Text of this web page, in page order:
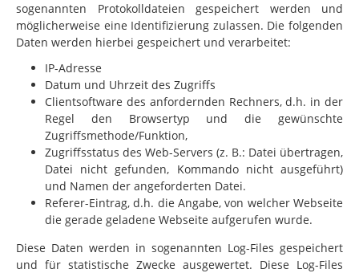
sogenannten Protokolldateien gespeichert werden und
möglicherweise eine Identifizierung zulassen. Die folgenden
Daten werden hierbei gespeichert und verarbeitet:
IP-Adresse
Datum und Uhrzeit des Zugriffs
Clientsoftware des anfordernden Rechners, d.h. in der
Regel den Browsertyp und die gewünschte
Zugriffsmethode/Funktion,
Zugriffsstatus des Web-Servers (z. B.: Datei übertragen,
Datei nicht gefunden, Kommando nicht ausgeführt)
und Namen der angeforderten Datei.
Referer-Eintrag, d.h. die Angabe, von welcher Webseite
die gerade geladene Webseite aufgerufen wurde.
Diese Daten werden in sogenannten Log-Files gespeichert
und für statistische Zwecke ausgewertet. Diese Log-Files